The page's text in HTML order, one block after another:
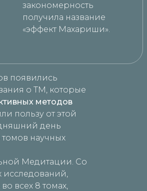
закономерность
получила название
«эффект Махариши».
появились
о ТМ, которые
методов
пользу от этой
день
томов научных
Медитации. Со
исследований,
всех 8 томах,